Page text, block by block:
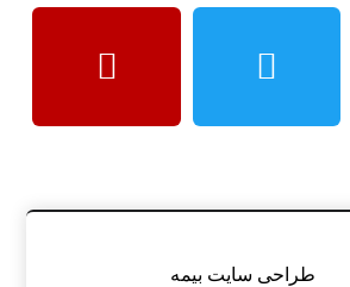
طراحی سایت بیمه